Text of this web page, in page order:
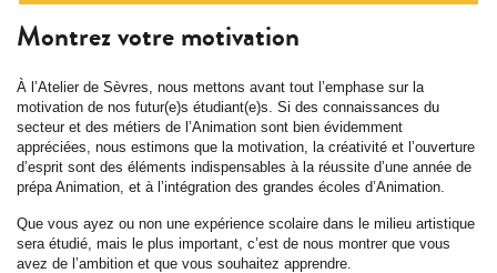
Montrez votre motivation
À l’Atelier de Sèvres, nous mettons avant tout l’emphase sur la
motivation de nos futur(e)s étudiant(e)s. Si des connaissances du
secteur et des métiers de l’Animation sont bien évidemment
appréciées, nous estimons que la motivation, la créativité et l’ouverture
d’esprit sont des éléments indispensables à la réussite d’une année de
prépa Animation, et à l’intégration des grandes écoles d’Animation.
Que vous ayez ou non une expérience scolaire dans le milieu artistique
sera étudié, mais le plus important, c’est de nous montrer que vous
avez de l’ambition et que vous souhaitez apprendre.